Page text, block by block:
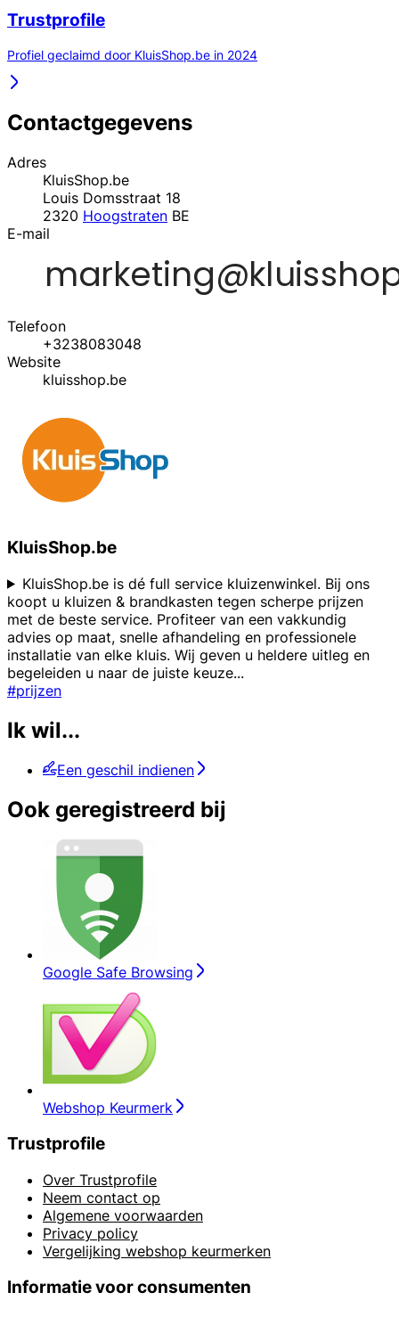
Trustprofile
Profiel geclaimd door KluisShop.be in 2024
Contactgegevens
Adres
KluisShop.be
Louis Domsstraat 18
2320 Hoogstraten BE
E-mail
Telefoon
+3238083048
Website
kluisshop.be
KluisShop.be
KluisShop.be is dé full service kluizenwinkel. Bij ons
koopt u kluizen & brandkasten tegen scherpe prijzen
met de beste service. Profiteer van een vakkundig
advies op maat, snelle afhandeling en professionele
installatie van elke kluis. Wij geven u heldere uitleg en
begeleiden u naar de juiste keuze...
#prijzen
Ik wil...
Een geschil indienen
Ook geregistreerd bij
Google Safe Browsing
Webshop Keurmerk
Trustprofile
Over Trustprofile
Neem contact op
Algemene voorwaarden
Privacy policy
Vergelijking webshop keurmerken
Informatie voor consumenten